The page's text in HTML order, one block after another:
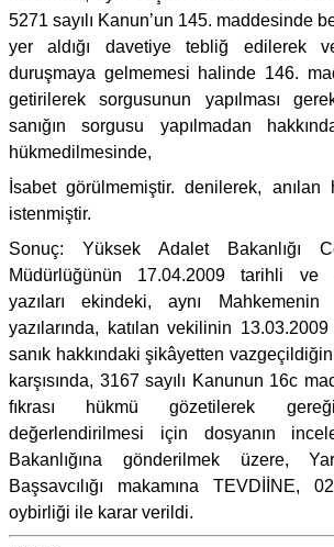
5271 sayılı Kanun’un 145. maddesinde
yer aldığı davetiye tebliğ edilerek
duruşmaya gelmemesi halinde 146.
getirilerek sorgusunun yapılması
sanığın sorgusu yapılmadan
hükmedilmesinde,
İsabet görülmemiştir. denilerek, anılan
istenmiştir.
Sonuç: Yüksek Adalet Bakanlığı
Müdürlüğünün 17.04.2009 tarihli ve
yazıları ekindeki, aynı
yazılarında, katılan vekilinin
sanık hakkındaki şikâyetten
karşısında, 3167 sayılı Kanunun 16c
fıkrası hükmü gözetilerek
değerlendirilmesi için dosyanın
Bakanlığına gönderilmek üzere,
Başsavcılığı makamına TEVDİİNE,
oybirliği ile karar verildi.